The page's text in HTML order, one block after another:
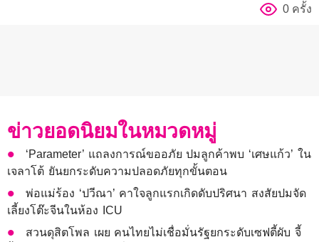
0 ครั้ง
ข่าวยอดนิยมในหมวดหมู่
‘Parameter’ แถลงการณ์ขออภัย ปมลูกค้าพบ ‘เศษแก้ว’ ใน
เจลาโต้ ยันยกระดับความปลอดภัยทุกขั้นตอน
พ่อแม่ร้อง ‘ปวีณา’ คาใจลูกแรกเกิดดับปริศนา สงสัยปมจัด
เลี้ยงโต๊ะจีนในห้อง ICU
สวนดุสิตโพล เผย คนไทยไม่เชื่อมั่นรัฐยกระดับเซฟตี้ผับ จี้